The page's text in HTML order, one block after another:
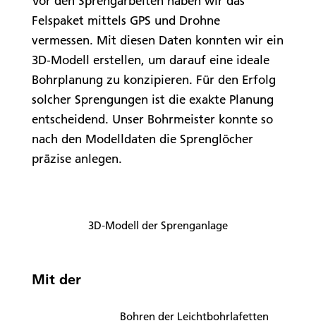
Felspaket mittels GPS und Drohne
vermessen. Mit diesen Daten konnten wir ein
3D-Modell erstellen, um darauf eine ideale
Bohrplanung zu konzipieren. Für den Erfolg
solcher Sprengungen ist die exakte Planung
entscheidend. Unser Bohrmeister konnte so
nach den Modelldaten die Sprenglöcher
präzise anlegen.
3D-Modell der Sprenganlage
Bohren der Leichtbohrlafetten
Mit der